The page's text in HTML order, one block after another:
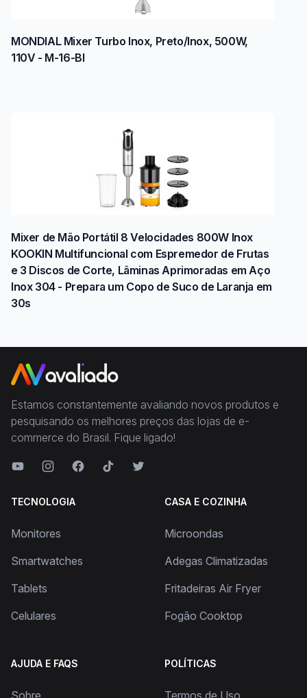
MONDIAL Mixer Turbo Inox, Preto/Inox, 500W,
110V - M-16-BI
Mixer de Mão Portátil 8 Velocidades 800W Inox
KOOKIN Multifuncional com Espremedor de Frutas
e 3 Discos de Corte, Lâminas Aprimoradas em Aço
Inox 304 - Prepara um Copo de Suco de Laranja em
30s
Estamos constantemente avaliando novos produtos e
pesquisando os melhores preços das lojas de e-
commerce do Brasil. Fique ligado!
TECNOLOGIA
Monitores
Smartwatches
Tablets
Celulares
CASA E COZINHA
Microondas
Adegas Climatizadas
Fritadeiras Air Fryer
Fogão Cooktop
AJUDA E FAQS POLÍTICAS